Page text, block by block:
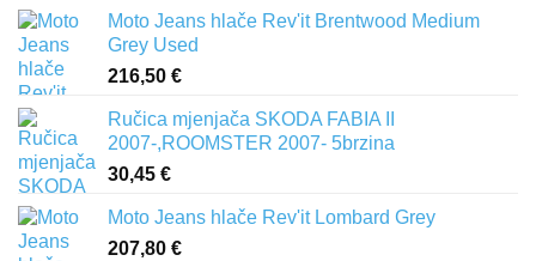
Moto Jeans hlače Rev'it Brentwood Medium
Grey Used
216,50 €
Ručica mjenjača SKODA FABIA II
2007-,ROOMSTER 2007- 5brzina
30,45 €
Moto Jeans hlače Rev'it Lombard Grey
207,80 €